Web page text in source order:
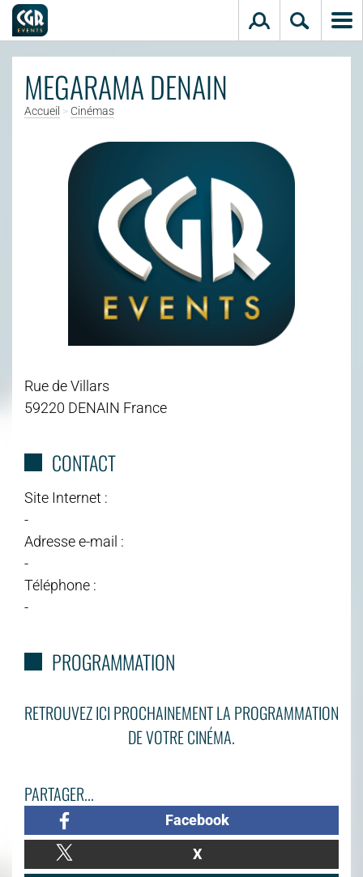
MEGARAMA DENAIN
Accueil > Cinémas
Rue de Villars
59220 DENAIN France
CONTACT
Site Internet :
-
Adresse e-mail :
-
Téléphone :
-
PROGRAMMATION
RETROUVEZ ICI PROCHAINEMENT LA PROGRAMMATION
DE VOTRE CINÉMA.
PARTAGER...
Facebook
X